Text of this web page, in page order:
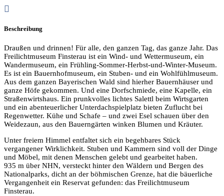
Beschreibung
Draußen und drinnen! Für alle, den ganzen Tag, das ganze Jahr. Das
Freilichtmuseum Finsterau ist ein Wind- und Wettermuseum, ein
Wandermuseum, ein Frühling-Sommer-Herbst-und-Winter-Museum.
Es ist ein Bauernhofmuseum, ein Stuben- und ein Wohlfühlmuseum.
Aus dem ganzen Bayerischen Wald sind hierher Bauernhäuser und
ganze Höfe gekommen. Und eine Dorfschmiede, eine Kapelle, ein
Straßenwirtshaus. Ein prunkvolles lichtes Salettl beim Wirtsgarten
und ein abenteuerlicher Unterdachspielplatz bieten Zuflucht bei
Regenwetter. Kühe und Schafe – und zwei Esel schauen über den
Weidezaun, aus den Bauerngärten winken Blumen und Kräuter.
Unter freiem Himmel entfaltet sich ein begehbares Stück
vergangener Wirklichkeit. Stuben und Kammern sind voll der Dinge
und Möbel, mit denen Menschen gelebt und gearbeitet haben.
935 m über NHN, versteckt hinter den Wäldern und Bergen des
Nationalparks, dicht an der böhmischen Grenze, hat die bäuerliche
Vergangenheit ein Reservat gefunden: das Freilichtmuseum
Finsterau.